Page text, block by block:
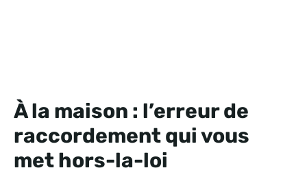
À la maison : l’erreur de
raccordement qui vous
met hors-la-loi